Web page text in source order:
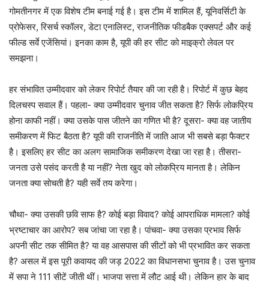
गोमतीनगर में एक विशेष टीम बनाई गई है। इस टीम में शामिल हैं, यूनिवर्सिटी के
प्रोफेसर, रिसर्च स्कॉलर, डेटा एनालिस्ट, राजनीतिक फीडबैक एक्सपर्ट और कई
फील्ड सर्वे एजेंसियां। इनका काम है, यूपी की हर सीट को माइक्रो लेवल पर
समझना।
हर संभावित उम्मीदवार को लेकर रिपोर्ट तैयार की जा रही है। रिपोर्ट में कुछ बेहद
दिलचस्प सवाल हैं। पहला- क्या उम्मीदवार चुनाव जीत सकता है? सिर्फ लोकप्रिय
होना काफी नहीं। क्या उसके पास जीतने का गणित भी है? दूसरा- क्या वह जातीय
समीकरण में फिट बैठता है? यूपी की राजनीति में जाति आज भी सबसे बड़ा फैक्टर
है। इसलिए हर सीट का अलग सामाजिक समीकरण देखा जा रहा है। तीसरा-
जनता उसे पसंद करती है या नहीं? नेता खुद को लोकप्रिय मानता है। लेकिन
जनता क्या सोचती है? यही सर्वे तय करेगा।
चौथा- क्या उसकी छवि साफ है? कोई बड़ा विवाद? कोई आपराधिक मामला? कोई
भ्रष्टाचार का आरोप? सब जांचा जा रहा है। पांचवा- क्या उसका प्रभाव सिर्फ
अपनी सीट तक सीमित है? या वह आसपास की सीटों को भी प्रभावित कर सकता
है? असल में इस पूरी कवायद की जड़ 2022 का विधानसभा चुनाव है। उस चुनाव
में सपा ने 111 सीटें जीती थीं। भाजपा सत्ता में लौट आई थी। लेकिन हार के बाद